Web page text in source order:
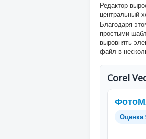
Редактор
центральный
Благодаря
простыми
выровнять
файл в
Corel
Оценка